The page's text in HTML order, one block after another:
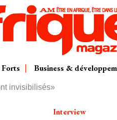
Forts Business &
invisibilisés»
Interview